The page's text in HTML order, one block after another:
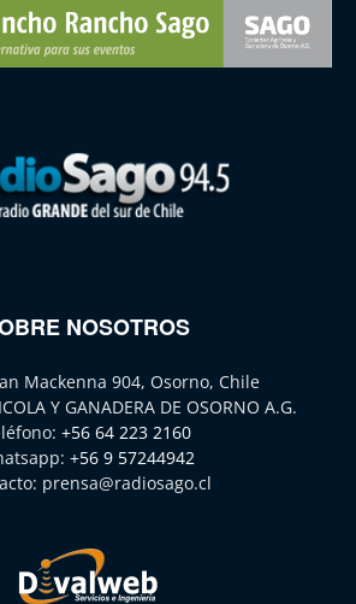
NOSOTROS
Mackenna 904, Osorno, Chile
Y GANADERA DE OSORNO A.G.
+56 64 223 2160
+56 9 57244942
prensa@radiosago.cl